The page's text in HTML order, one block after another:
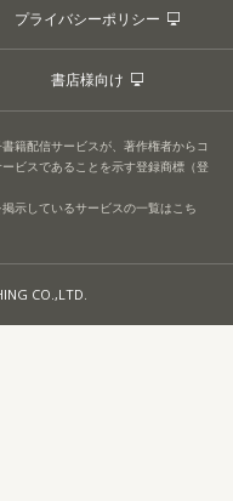
プライバシーポリシー
書店様向け
籍配信サービスが、著作権者からコ
ビスであることを示す登録商標（登
示しているサービスの一覧はこち
CO.,LTD.